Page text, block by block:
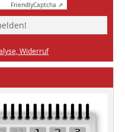
FriendlyCaptcha ⇗
Widerruf